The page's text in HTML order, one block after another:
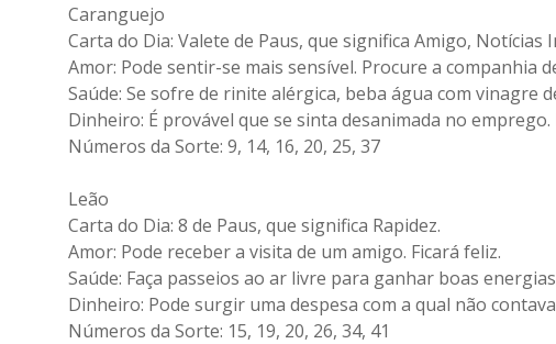
Caranguejo
Carta do Dia: Valete de Paus, que significa Amigo, Notícias
Amor: Pode sentir-se mais sensível. Procure a companhia
Saúde: Se sofre de rinite alérgica, beba água com vinagre
Dinheiro: É provável que se sinta desanimada no emprego.
Números da Sorte: 9, 14, 16, 20, 25, 37
Leão
Carta do Dia: 8 de Paus, que significa Rapidez.
Amor: Pode receber a visita de um amigo. Ficará feliz.
Saúde: Faça passeios ao ar livre para ganhar boas
Dinheiro: Pode surgir uma despesa com a qual não
Números da Sorte: 15, 19, 20, 26, 34, 41